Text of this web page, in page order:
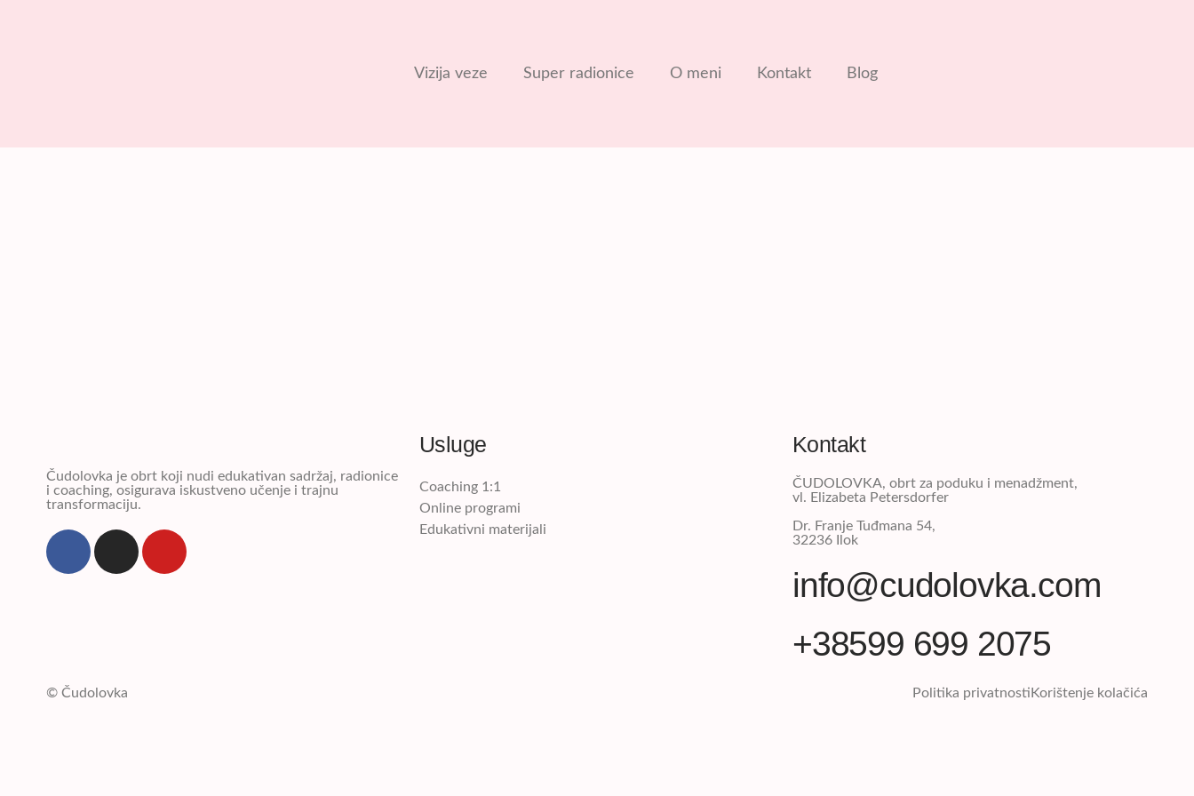
Vizija veze Super radionice O meni Kontakt Blog
Čudolovka je obrt koji nudi edukativan sadržaj, radionice
i coaching, osigurava iskustveno učenje i trajnu
transformaciju.
Usluge
Coaching 1:1
Online programi
Edukativni materijali
Kontakt
ČUDOLOVKA, obrt za poduku i menadžment,
vl. Elizabeta Petersdorfer
Dr. Franje Tuđmana 54,
32236 Ilok
info@cudolovka.com
+38599 699 2075​
© Čudolovka Politika privatnosti Korištenje kolačića